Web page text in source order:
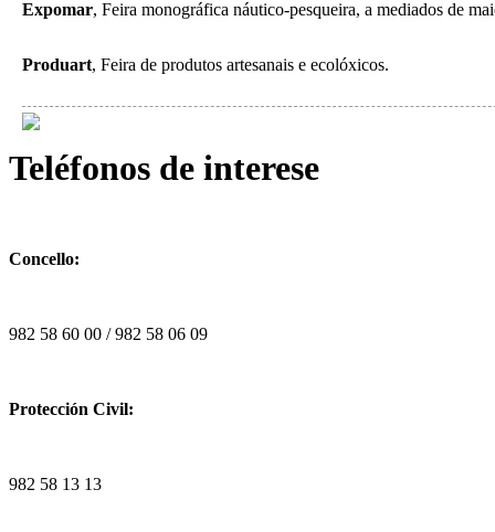
Expomar, Feira monográfica náutico-pesqueira, a mediados de
Produart, Feira de produtos artesanais e ecolóxicos.
Teléfonos de interese
Concello:
982 58 60 00 / 982 58 06 09
Protección Civil:
982 58 13 13